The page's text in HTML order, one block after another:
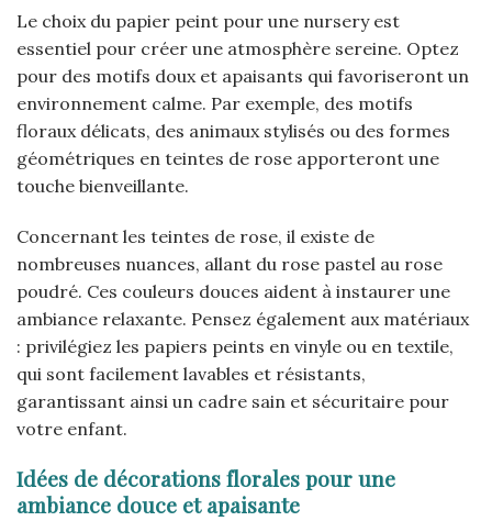
Le choix du papier peint pour une nursery est
essentiel pour créer une atmosphère sereine. Optez
pour des motifs doux et apaisants qui favoriseront un
environnement calme. Par exemple, des motifs
floraux délicats, des animaux stylisés ou des formes
géométriques en teintes de rose apporteront une
touche bienveillante.
Concernant les teintes de rose, il existe de
nombreuses nuances, allant du rose pastel au rose
poudré. Ces couleurs douces aident à instaurer une
ambiance relaxante. Pensez également aux matériaux
: privilégiez les papiers peints en vinyle ou en textile,
qui sont facilement lavables et résistants,
garantissant ainsi un cadre sain et sécuritaire pour
votre enfant.
Idées de décorations florales pour une
ambiance douce et apaisante